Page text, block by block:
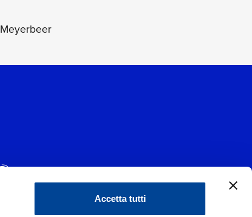
Accetta tutti